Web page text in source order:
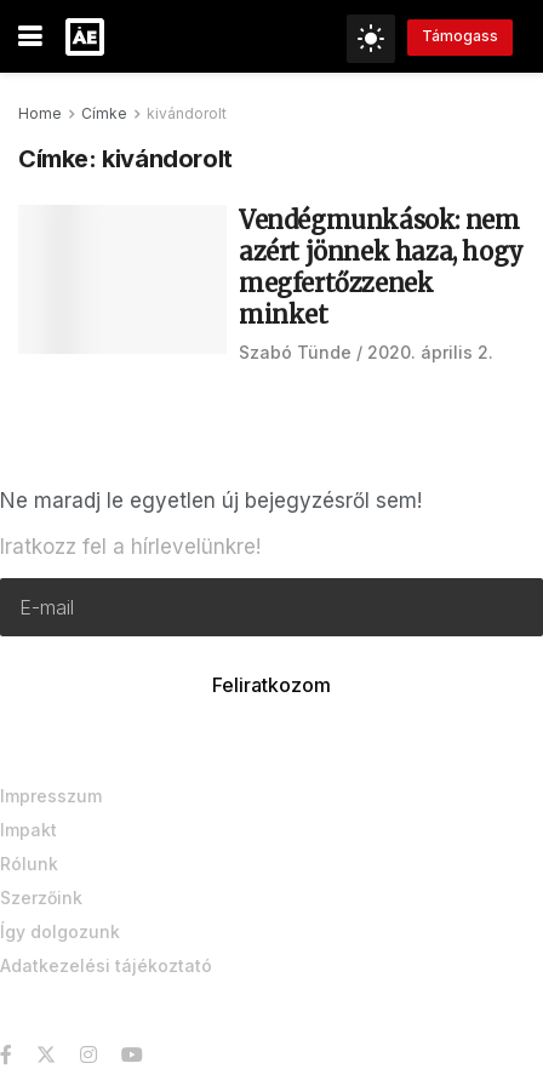
Támogass
Home Címke kivándorolt
Címke: kivándorolt
Vendégmunkások: nem
azért jönnek haza, hogy
megfertőzzenek
minket
Szabó Tünde 2020. április 2.
Ne maradj le egyetlen új bejegyzésről sem!
Iratkozz fel a hírlevelünkre!
Impresszum
Impakt
Rólunk
Szerzőink
Így dolgozunk
Adatkezelési tájékoztató